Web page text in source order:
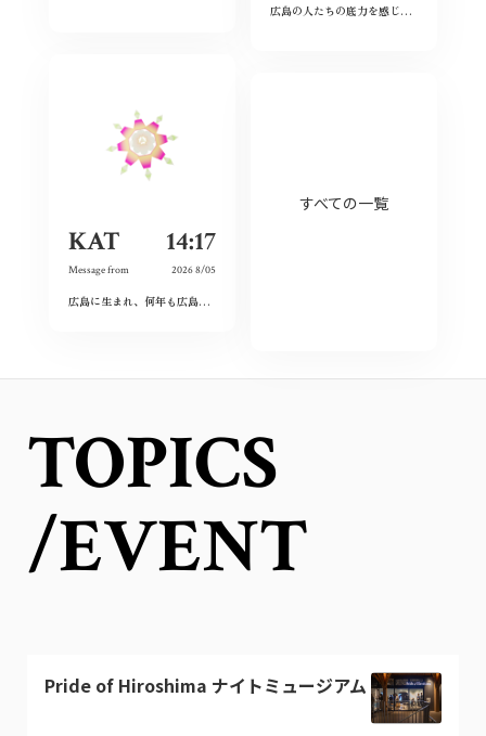
広島の人たちの底力を感じた。今私たちはそれを受け継ぐことができているのだろうか。平和とは何か、問い続けたい。
KAT 14:17
Message from 2026 8/05
広島に生まれ、何年も広島を離れて過ごしたけれど、なぜか、常に広島に対する想いは持ち続けていた。
すべての一覧
TOPICS
/EVENT
Pride of Hiroshima ナイトミュージアム